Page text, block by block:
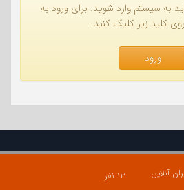
به سیستم وارد شوید. برای ورود به
کلید زیر کلیک کنید.
ورود
آنلاین
۱۳ نفر